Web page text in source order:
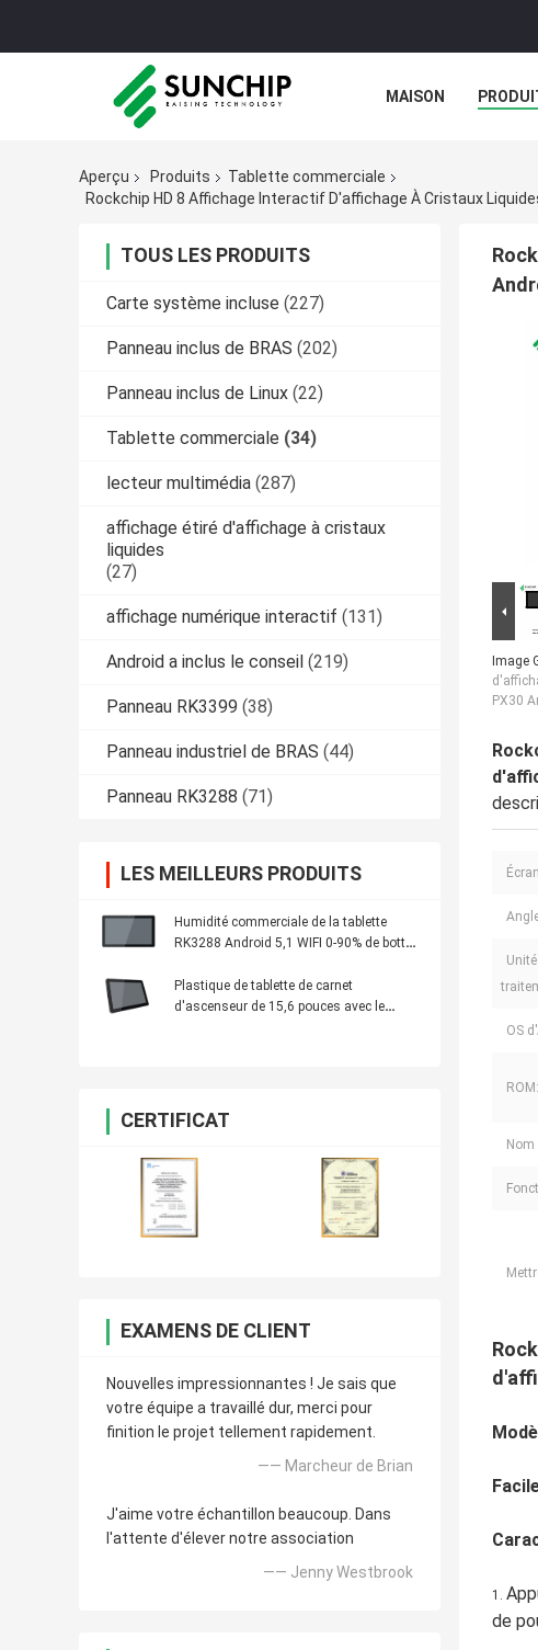
MAISON
Aperçu
Produits
Tablette commerciale
Rockchip HD 8 Affichage Interactif D'affichage À Cristaux
TOUS LES PRODUITS
Carte système incluse (227)
Panneau inclus de BRAS (202)
Panneau inclus de Linux (22)
Tablette commerciale (34)
lecteur multimédia (287)
affichage étiré d'affichage à cristaux
liquides
(27)
affichage numérique interactif (131)
Android a inclus le conseil (219)
Panneau RK3399 (38)
Panneau industriel de BRAS (44)
Panneau RK3288 (71)
LES MEILLEURS PRODUITS
Humidité commerciale de la tablette
RK3288 Android 5,1 WIFI 0-90% de botte
Plastique de tablette de carnet
d'ascenseur de 15,6 pouces avec le
CERTIFICAT
EXAMENS DE CLIENT
Nouvelles impressionnantes ! Je sais que
votre équipe a travaillé dur, merci pour
finition le projet tellement rapidement.
—— Marcheur de Brian
J'aime votre échantillon beaucoup. Dans
l'attente d'élever notre association
—— Jenny Westbrook
Image
PX30
OS
ROM:
Nom
1.
de